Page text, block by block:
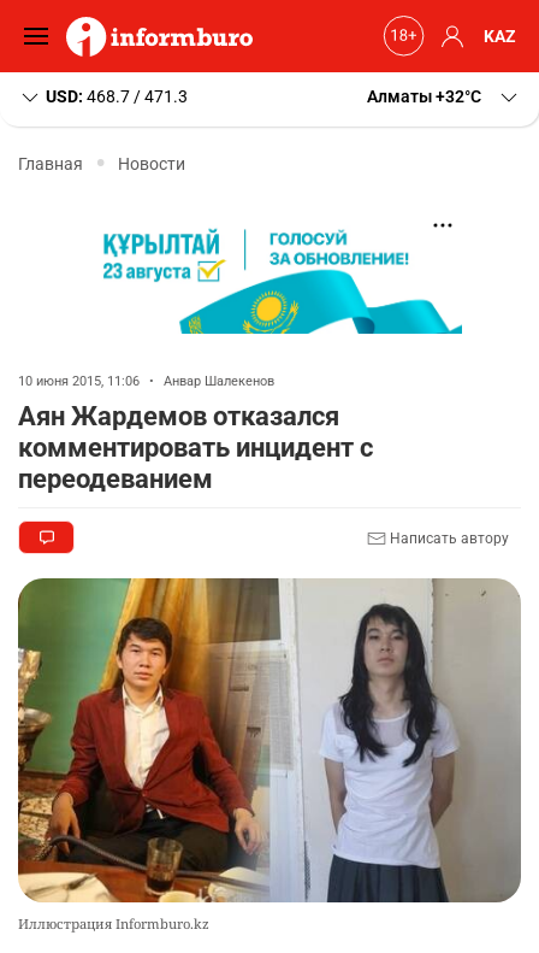
KAZ
USD: 468.7 / 471.3 Алматы+32 C
Главная Новости
10 июня 2015, 11:06 • Анвар Шалекенов
Аян Жардемов отказался
комментировать инцидент с
переодеванием
Написать автору
Иллюстрация Informburo.kz